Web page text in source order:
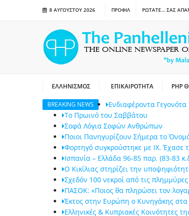
8 ΑΥΓΟΎΣΤΟΥ 2026 ΠΡΟΦΙΛ ΡΩΤΑΤΕ… ΣΑΣ
ΕΛΛΗΝΙΣΜΟΣ ΕΠΙΚΑΙΡΟΤΗΤΑ PHP
BREAKING NEWS
Ενδιαφέροντα
Το Πρωινό του Σαββάτου
Σοφά Λόγια Σοφών Ανθρώπων
Ποιοι Πανηγυρίζουν Σήμερα το
Φορτηγό συγκρούστηκε με ΙΧ. Έχασε
Ισπανία – Ελλάδα 96-85 παρ. (83-83
Ο Κικίλιας στηρίζει την
Σχεδόν 100 νεκροί από τις
ΠΑΣΟΚ: «Ποιος θα πληρώσει τον
Έκτος στην Ευρώπη ο Κυνηγάκης
Ελληνικές & Κυπριακές Κοινότητες